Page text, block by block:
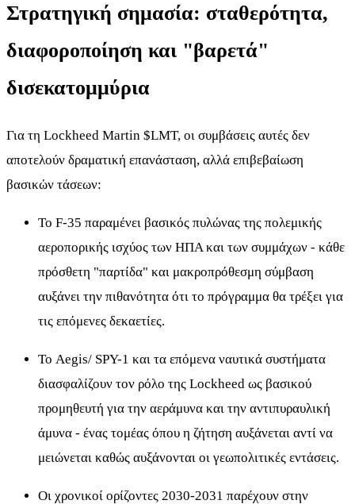
Στρατηγική σημασία: σταθερότητα,
διαφοροποίηση και "βαρετά"
δισεκατομμύρια
Για τη Lockheed Martin $LMT, οι συμβάσεις αυτές δεν
αποτελούν δραματική επανάσταση, αλλά επιβεβαίωση
βασικών τάσεων:
Το F-35 παραμένει βασικός πυλώνας της πολεμικής
αεροπορικής ισχύος των ΗΠΑ και των συμμάχων - κάθε
πρόσθετη "παρτίδα" και μακροπρόθεσμη σύμβαση
αυξάνει την πιθανότητα ότι το πρόγραμμα θα τρέξει για
τις επόμενες δεκαετίες.
Το Aegis/ SPY-1 και τα επόμενα ναυτικά συστήματα
διασφαλίζουν τον ρόλο της Lockheed ως βασικού
προμηθευτή για την αεράμυνα και την αντιπυραυλική
άμυνα - ένας τομέας όπου η ζήτηση αυξάνεται αντί να
μειώνεται καθώς αυξάνονται οι γεωπολιτικές εντάσεις.
Οι χρονικοί ορίζοντες 2030-2031 παρέχουν στην